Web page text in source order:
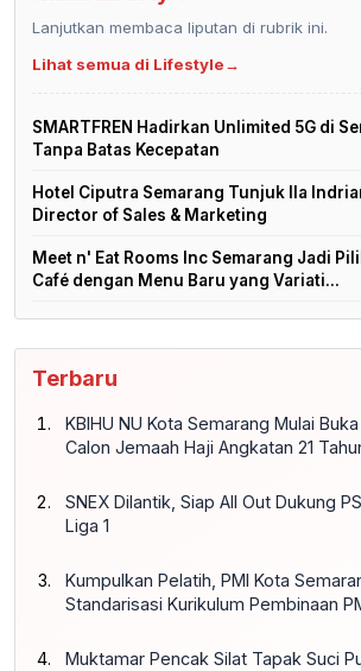
Lanjutkan membaca liputan di rubrik ini.
Lihat semua di Lifestyle→
SMARTFREN Hadirkan Unlimited 5G di
Tanpa Batas Kecepatan
Hotel Ciputra Semarang Tunjuk Ila
Director of Sales & Marketing
Meet n' Eat Rooms Inc Semarang Jadi
Café dengan Menu Baru yang Variati...
Terbaru
KBIHU NU Kota Semarang Mulai
Calon Jemaah Haji Angkatan 21
SNEX Dilantik, Siap All Out Dukung
Liga 1
Kumpulkan Pelatih, PMI Kota
Standarisasi Kurikulum Pembinaan
Muktamar Pencak Silat Tapak Suci